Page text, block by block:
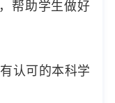
帮助学生做好
认可的本科学